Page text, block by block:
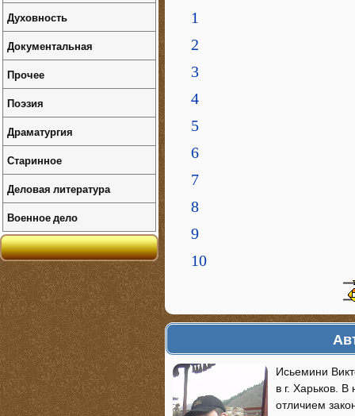
1
2
3
4
5
6
7
8
9
10
Исьемини
в г. Харьков.
отличием
Духовность
Документальная
Прочее
Поэзия
Драматургия
Старинное
Деловая литература
Военное дело